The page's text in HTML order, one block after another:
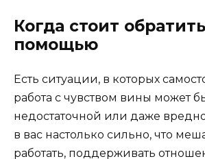
Когда стоит
помощью
Есть ситуации, в которых
работа с чувством вины может
недостаточной или даже
в вас настолько сильно, что
работать, поддерживать